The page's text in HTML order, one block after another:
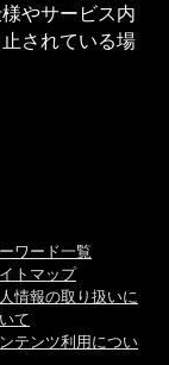
やサービス内
されている場
ワード一覧
トマップ
情報の取り扱いに
て
テンツ利用につい